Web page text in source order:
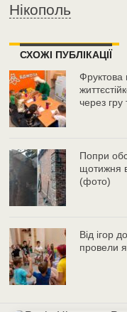
Нікополь
СХОЖІ ПУБЛІКАЦІЇ
Фруктова
через гру
Попри
щотижня
(фото)
Від ігор
провели